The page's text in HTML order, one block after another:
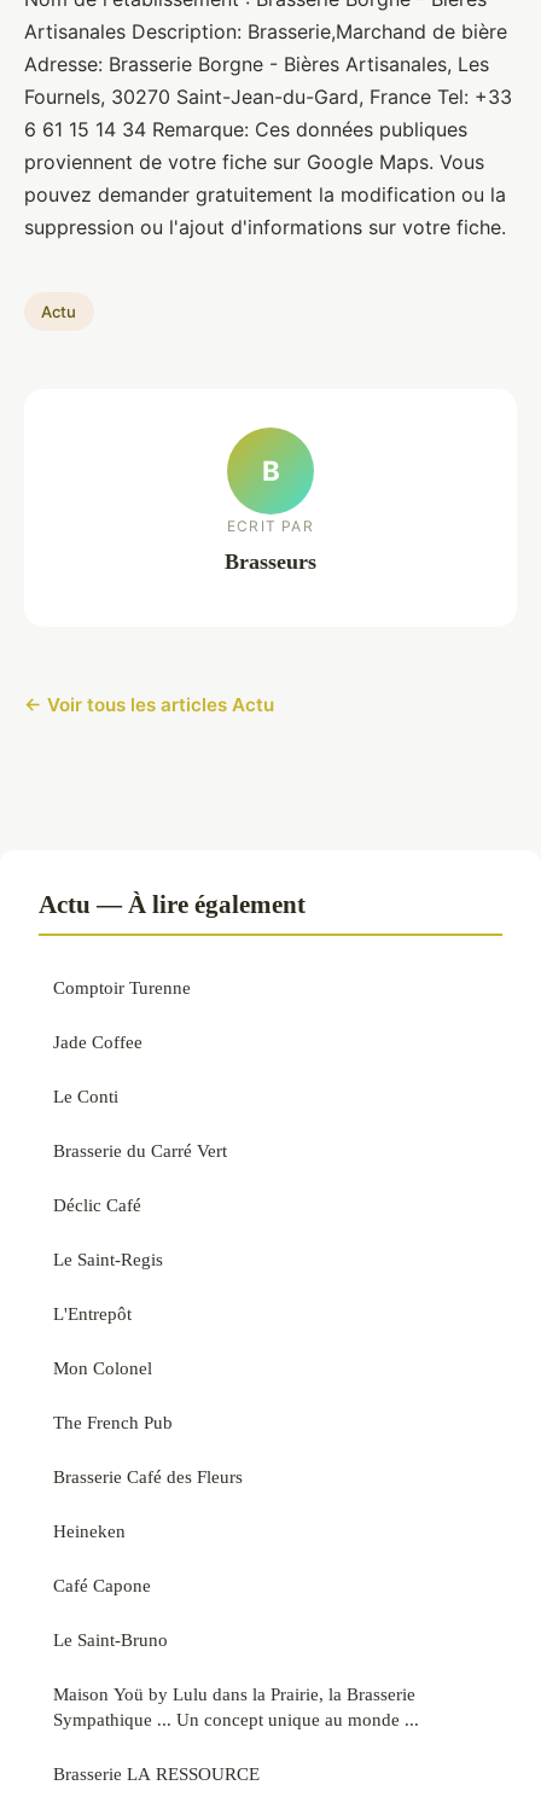
Artisanales
Brasseurs •27 janvier 2022•1 min de lecture
Artisanales Description: Brasserie,Marchand de bière
Adresse: Brasserie Borgne - Bières Artisanales, Les
Fournels, 30270 Saint-Jean-du-Gard, France Tel: +33
6 61 15 14 34 Remarque: Ces données publiques
proviennent de votre fiche sur Google Maps. Vous
pouvez demander gratuitement la modification ou la
suppression ou l'ajout d'informations sur votre fiche.
Actu
B
ECRIT PAR
Brasseurs
← Voir tous les articles Actu
Actu — À lire également
Comptoir Turenne
Jade Coffee
Le Conti
Brasserie du Carré Vert
Déclic Café
Le Saint-Regis
L'Entrepôt
Mon Colonel
The French Pub
Brasserie Café des Fleurs
Heineken
Café Capone
Le Saint-Bruno
Maison Yoü by Lulu dans la Prairie, la Brasserie
Sympathique ... Un concept unique au monde ...
Brasserie LA RESSOURCE